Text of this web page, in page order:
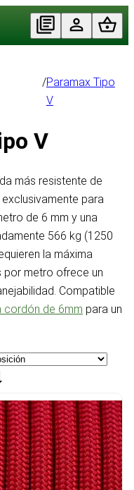
/Paramax Tipo
V
V
más resistente de
para
de 6 mm y una
566 kg (1250
la máxima
por metro ofrece un
Compatible
cordón de 6mm para un